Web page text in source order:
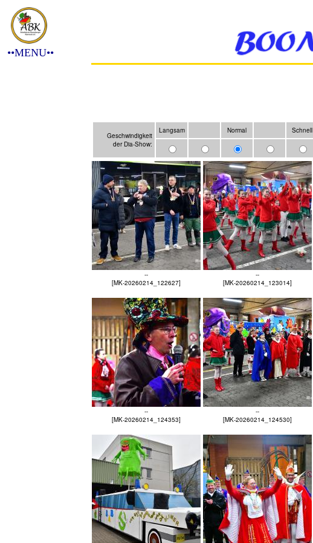
••MENU••
Geschwindigkeit
der Dia-Show:
Langsam Normal Schnell
--
[MK-20260214_122627]
--
[MK-20260214_123014]
--
[MK-20260214_124353]
--
[MK-20260214_124530]